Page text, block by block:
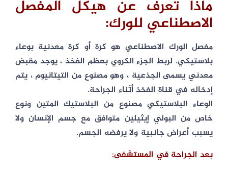
ماذا تعرف عن هيكل المفصل
الاصطناعي للورك:
مفصل الورك الاصطناعي هو كرة أو كرة معدنية بوعاء
بلاستيكي. لربط الجزء الكروي بعظم الفخذ ، يوجد مقبض
معدني يسمى الجذعية ، وهو مصنوع من التيتانيوم ، يتم
إدخاله في قناة الفخذ أثناء الجراحة.
الوعاء البلاستيكي مصنوع من البلاستيك المتين ونوع
خاص من البولي إيثيلين متوافق مع جسم الإنسان ولا
يسبب أعراض جانبية ولا يرفضه الجسم.
بعد الجراحة في المستشفى: